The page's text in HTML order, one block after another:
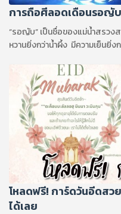
การถือศีลอดเดือนรอญับ
“รอญับ” เป็นชื่อของแม่น้ำสรวง
หวานยิ่งกว่าน้ำผึ้ง มีความเย็นยิ่ง
โหลดฟรี! การ์ดวันอีดสว
ได้เลย